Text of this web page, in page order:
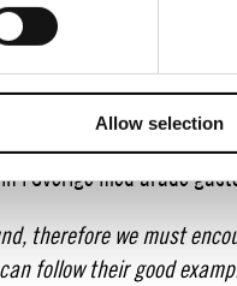
Allow selection
i
modepionjärer.
och i samband
mot att ta
i Sverige med ärade
therefore we must
follow their good